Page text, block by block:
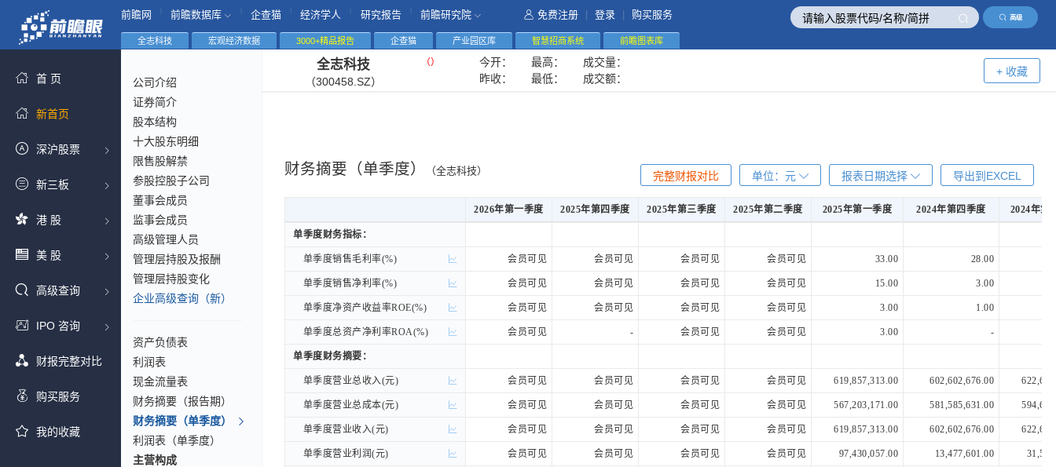
高级
前瞻网 前瞻数据库 企查猫 经济学人 研究报告 前瞻研究院 免费注册 登录 购买服务
首 页
新首页
深沪股票
新三板
港 股
美 股
高级查询
IPO 咨询
财报完整对比
购买服务
我的收藏
全志科技 宏观经济数据 3000+精品报告 企查猫 产业园区库 智慧招商系统 前瞻图表库
公司介绍
证券简介
股本结构
十大股东明细
限售股解禁
参股控股子公司
董事会成员
监事会成员
高级管理人员
管理层持股及报酬
管理层持股变化
企业高级查询（新）
资产负债表
利润表
现金流量表
财务摘要（报告期）
财务摘要（单季度）
利润表（单季度）
主营构成
全志科技
（300458.SZ）
（） 今开： 最高：
成交量：
昨收：
最低： 成交额：
+ 收藏
财务摘要（单季度） （全志科技） 导出到EXCEL
报表日期选择
单位： 元
完整财报对比
2026年第一季度 2025年第四季度 2025年第三季度 2025年第二季度 2025年第一季度 2024年第四季度
2024年第
单季度财务指标：
单季度销售毛利率(%) 会员可见 会员可见 会员可见 会员可见 33.00 28.00
单季度销售净利率(%) 会员可见 会员可见 会员可见 会员可见 15.00 3.00
单季度净资产收益率ROE(%) 会员可见 会员可见 会员可见 会员可见 3.00 1.00
单季度总资产净利率ROA(%) 会员可见 - 会员可见 会员可见 3.00 -
单季度财务摘要：
单季度营业总收入(元) 会员可见 会员可见 会员可见 会员可见 619,857,313.00 602,602,676.00
单季度营业总成本(元) 会员可见 会员可见 会员可见 会员可见 567,203,171.00 581,585,631.00
单季度营业收入(元) 会员可见 会员可见 会员可见 会员可见 619,857,313.00 602,602,676.00
单季度营业利润(元) 会员可见 会员可见 会员可见 会员可见 97,430,057.00 13,477,601.00
单季度财务指标：
单季度销售毛利率(%)
单季度销售净利率(%)
单季度净资产收益率ROE(%)
单季度总资产净利率ROA(%)
单季度财务摘要：
单季度营业总收入(元)
单季度营业总成本(元)
单季度营业收入(元)
单季度营业利润(元)